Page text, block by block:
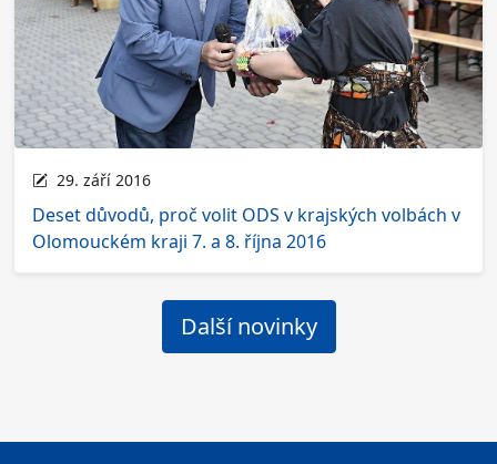
29. září 2016
Deset důvodů, proč volit ODS v krajských volbách v
Olomouckém kraji 7. a 8. října 2016
Další novinky